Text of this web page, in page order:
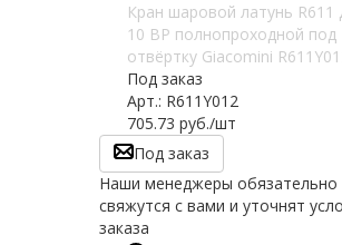
Кран шаровой латунь R611
10 ВР полнопроходной под
отвёртку Giacomini
Под заказ
Арт.: R611Y012
705.73 руб./шт
Под заказ
Наши менеджеры обязательно
свяжутся с вами и уточнят
заказа